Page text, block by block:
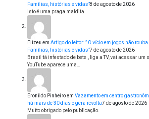
Famílias, histórias e vidas”8 de agosto de 2026
Isto é uma praga maldita.
Elizeu em Artigo do leitor: ” O vício em jogos não
Famílias, histórias e vidas”7 de agosto de 2026
Brasil tá infestado de bets , liga a TV, vai acessar um
YouTube aparece uma…
Eronildo Pinheiroem Vazamento em centro
há mais de 30 dias e gera revolta7 de agosto de 2026
Muito obrigado pelo publicação.